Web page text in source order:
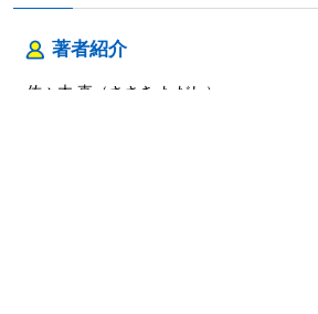
２ 人格を陶冶する
４ 古典から学べば２００年後は描ける
（1）身を正す
著者紹介
佐々木 直（ささき ただし）